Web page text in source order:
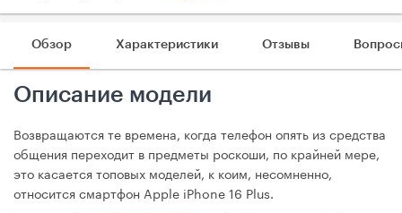
Обзор Характеристики Отзывы
Описание модели
Возвращаются те времена, когда телефон опять из средства
общения переходит в предметы роскоши, по крайней мере,
это касается топовых моделей, к коим, несомненно,
относится смартфон Apple iPhone 16 Plus.